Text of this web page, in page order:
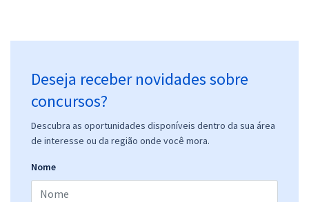
Deseja receber novidades sobre
concursos?
Descubra as oportunidades disponíveis dentro da sua área
de interesse ou da região onde você mora.
Nome